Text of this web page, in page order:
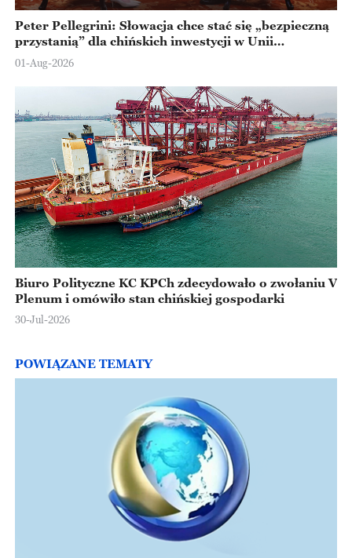
Peter Pellegrini: Słowacja chce stać się „bezpieczną
przystanią” dla chińskich inwestycji w Unii
Europejskiej
01-Aug-2026
Biuro Polityczne KC KPCh zdecydowało o zwołaniu V
Plenum i omówiło stan chińskiej gospodarki
30-Jul-2026
POWIĄZANE TEMATY